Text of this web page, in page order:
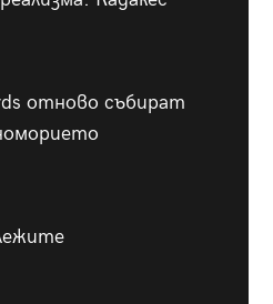
отново събират